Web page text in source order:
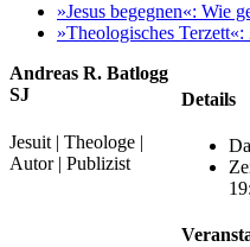
»Jesus begegnen«: Wie
»Theologisches
Details
Andreas R. Batlogg
SJ
Jesuit | Theologe |
Autor | Publizist